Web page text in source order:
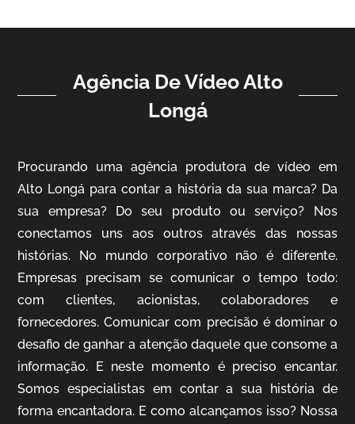
Vídeo Institucional
IQVIA
Cobertura de Eventos
Agência De Vídeo Alto
Longá
Procurando uma agência produtora de vídeo em
Alto Longá para contar a história da sua marca? Da
sua empresa? Do seu produto ou serviço? Nos
conectamos uns aos outros através das nossas
histórias. No mundo corporativo não é diferente.
Empresas precisam se comunicar o tempo todo:
com clientes, acionistas, colaboradores e
fornecedores. Comunicar com precisão é dominar o
desafio de ganhar a atenção daquele que consome a
informação. E neste momento é preciso encantar.
Somos especialistas em contar a sua história de
forma encantadora. E como alcançamos isso? Nossa